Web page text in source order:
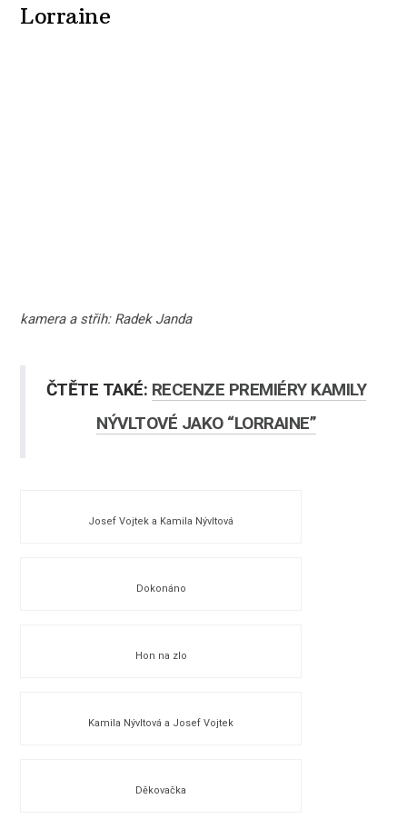
Lorraine
kamera a střih: Radek Janda
ČTĚTE TAKÉ: RECENZE PREMIÉRY KAMILY
NÝVLTOVÉ JAKO “LORRAINE”
Josef Vojtek a Kamila Nývltová
Dokonáno
Hon na zlo
Kamila Nývltová a Josef Vojtek
Děkovačka